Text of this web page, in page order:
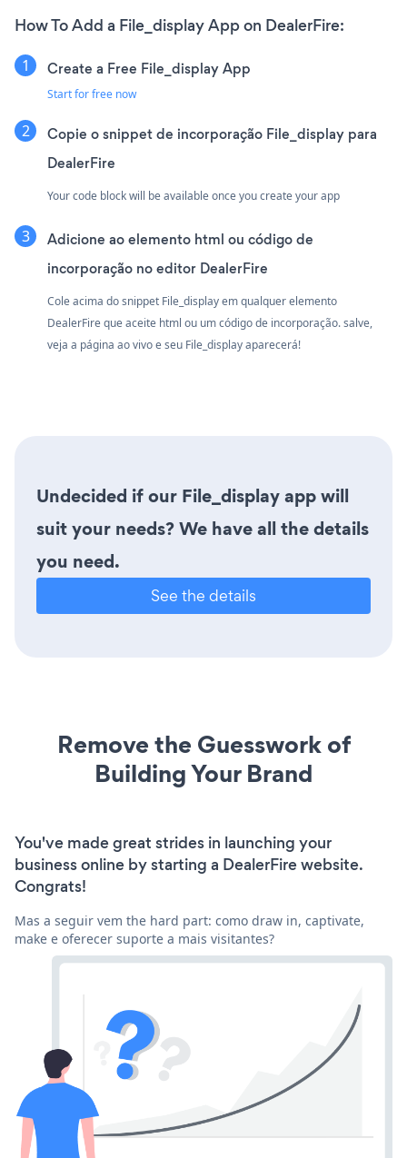
How To Add a File_display App on DealerFire:
Create a Free File_display App
Start for free now
Copie o snippet de incorporação File_display para
DealerFire
Your code block will be available once you create your app
Adicione ao elemento html ou código de
incorporação no editor DealerFire
Cole acima do snippet File_display em qualquer elemento
DealerFire que aceite html ou um código de incorporação. salve,
veja a página ao vivo e seu File_display aparecerá!
Undecided if our File_display app will
suit your needs? We have all the details
you need.
See the details
Remove the Guesswork of
Building Your Brand
You've made great strides in launching your
business online by starting a DealerFire website.
Congrats!
Mas a seguir vem the hard part: como draw in, captivate,
make e oferecer suporte a mais visitantes?